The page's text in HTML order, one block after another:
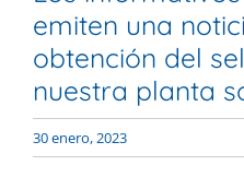
emiten una
obtención del
nuestra planta
30 enero, 2023